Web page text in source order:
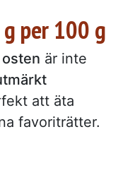
per 100 g
är inte
att äta
favoriträtter.